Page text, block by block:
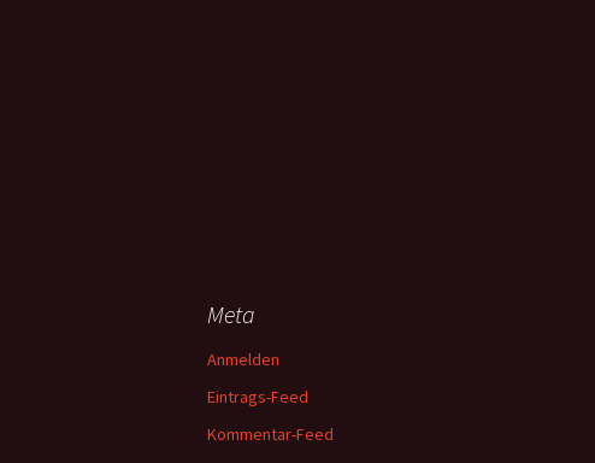
Meta
Anmelden
Eintrags-Feed
Kommentar-Feed